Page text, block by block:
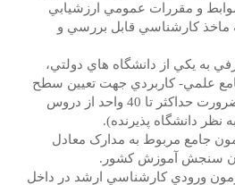
و مقررات عمومي ارزشيابي
کارشناسي قابل بررسي و
به يکي از دانشگاه هاي دولتي،
جامع علمي- کاربردي جهت تعيين سطح
و تکميل واحد (درصورت ضرورت حداکثر تا 40 واحد از دروس
دانشگاه پذيرنده).
جامع مربوط به مدارک معادل
سنجش آموزش کشور.
ورودي کارشناسي ارشد در داخل